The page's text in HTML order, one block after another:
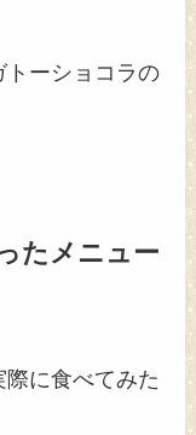
ーショコラの
たメニュー
に食べてみた